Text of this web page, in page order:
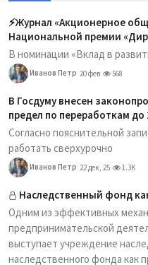
⚡️Журнал «Акционерное
Национальной премии
В номинации «Вклад в
Иванов Петр 20 фев 568
В Госдуму внесен
предел по переработкам до
Согласно пояснительной
работать сверхурочно
Иванов Петр 22 дек, 25 1.3K
Наследственный фонд
Одним из эффективных
предпринимательской
выступает учреждение
наследственного фонда как